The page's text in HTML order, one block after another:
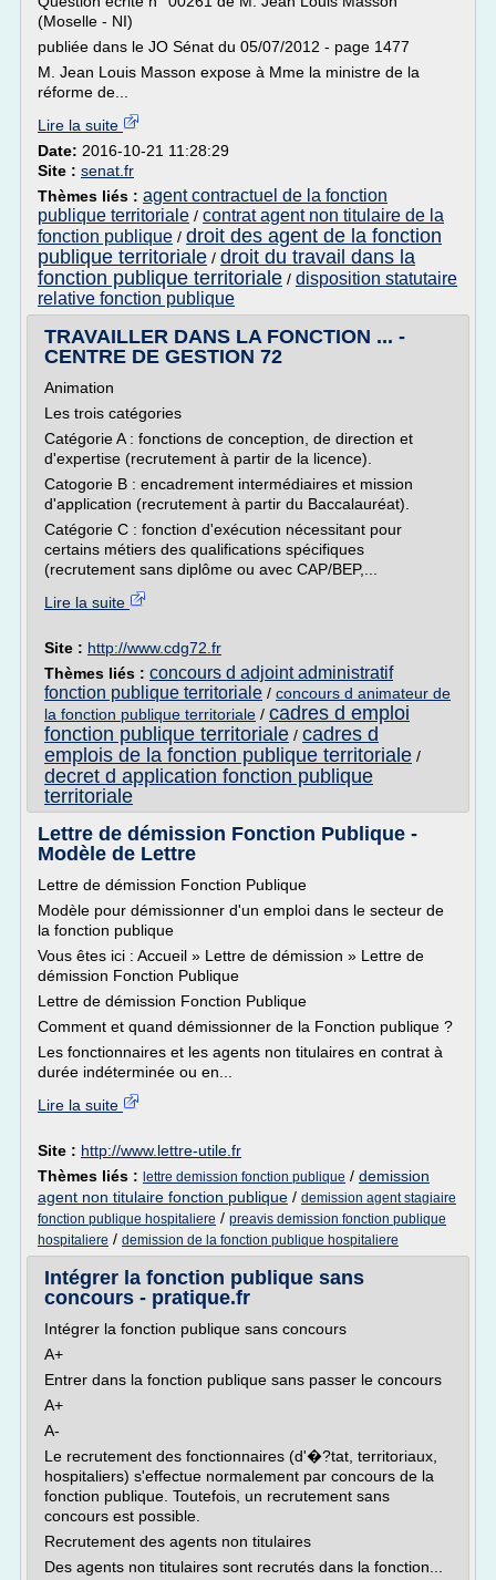
(Moselle - NI)
publiée dans le JO Sénat du 05/07/2012 - page 1477
M. Jean Louis Masson expose à Mme la ministre de la
réforme de...
Lire la suite
Date: 2016-10-21 11:28:29
Site : senat.fr
Thèmes liés : agent contractuel de la fonction
publique territoriale / contrat agent non titulaire de la
fonction publique / droit des agent de la fonction
publique territoriale / droit du travail dans la
fonction publique territoriale / disposition statutaire
relative fonction publique
TRAVAILLER DANS LA FONCTION ... -
CENTRE DE GESTION 72
Animation
Les trois catégories
Catégorie A : fonctions de conception, de direction et
d'expertise (recrutement à partir de la licence).
Catogorie B : encadrement intermédiaires et mission
d'application (recrutement à partir du Baccalauréat).
Catégorie C : fonction d'exécution nécessitant pour
certains métiers des qualifications spécifiques
(recrutement sans diplôme ou avec CAP/BEP,...
Lire la suite
Site : http://www.cdg72.fr
Thèmes liés : concours d adjoint administratif
fonction publique territoriale / concours d animateur de
la fonction publique territoriale / cadres d emploi
fonction publique territoriale / cadres d
emplois de la fonction publique territoriale /
decret d application fonction publique
territoriale
Lettre de démission Fonction Publique -
Modèle de Lettre
Lettre de démission Fonction Publique
Modèle pour démissionner d'un emploi dans le secteur de
la fonction publique
Vous êtes ici : Accueil » Lettre de démission » Lettre de
démission Fonction Publique
Lettre de démission Fonction Publique
Comment et quand démissionner de la Fonction publique ?
Les fonctionnaires et les agents non titulaires en contrat à
durée indéterminée ou en...
Lire la suite
Site : http://www.lettre-utile.fr
Thèmes liés : lettre demission fonction publique / demission
agent non titulaire fonction publique / demission agent stagiaire
fonction publique hospitaliere / preavis demission fonction publique
hospitaliere / demission de la fonction publique hospitaliere
Intégrer la fonction publique sans
concours - pratique.fr
Intégrer la fonction publique sans concours
A+
Entrer dans la fonction publique sans passer le concours
A+
A-
Le recrutement des fonctionnaires (d'�?tat, territoriaux,
hospitaliers) s'effectue normalement par concours de la
fonction publique. Toutefois, un recrutement sans
concours est possible.
Recrutement des agents non titulaires
Des agents non titulaires sont recrutés dans la fonction...